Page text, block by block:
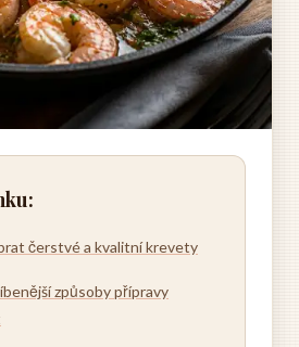
čerstvé a kvalitní krevety
způsoby přípravy